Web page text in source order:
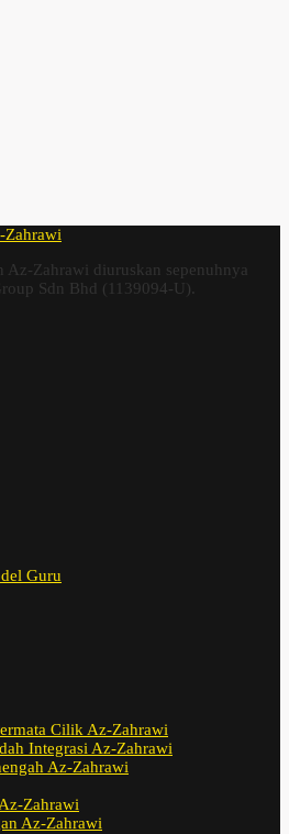
Az-Zahrawi diuruskan sepenuhnya
Sdn Bhd (1139094-U).
Guru
Cilik Az-Zahrawi
Integrasi Az-Zahrawi
Az-Zahrawi
Zahrawi
Az-Zahrawi